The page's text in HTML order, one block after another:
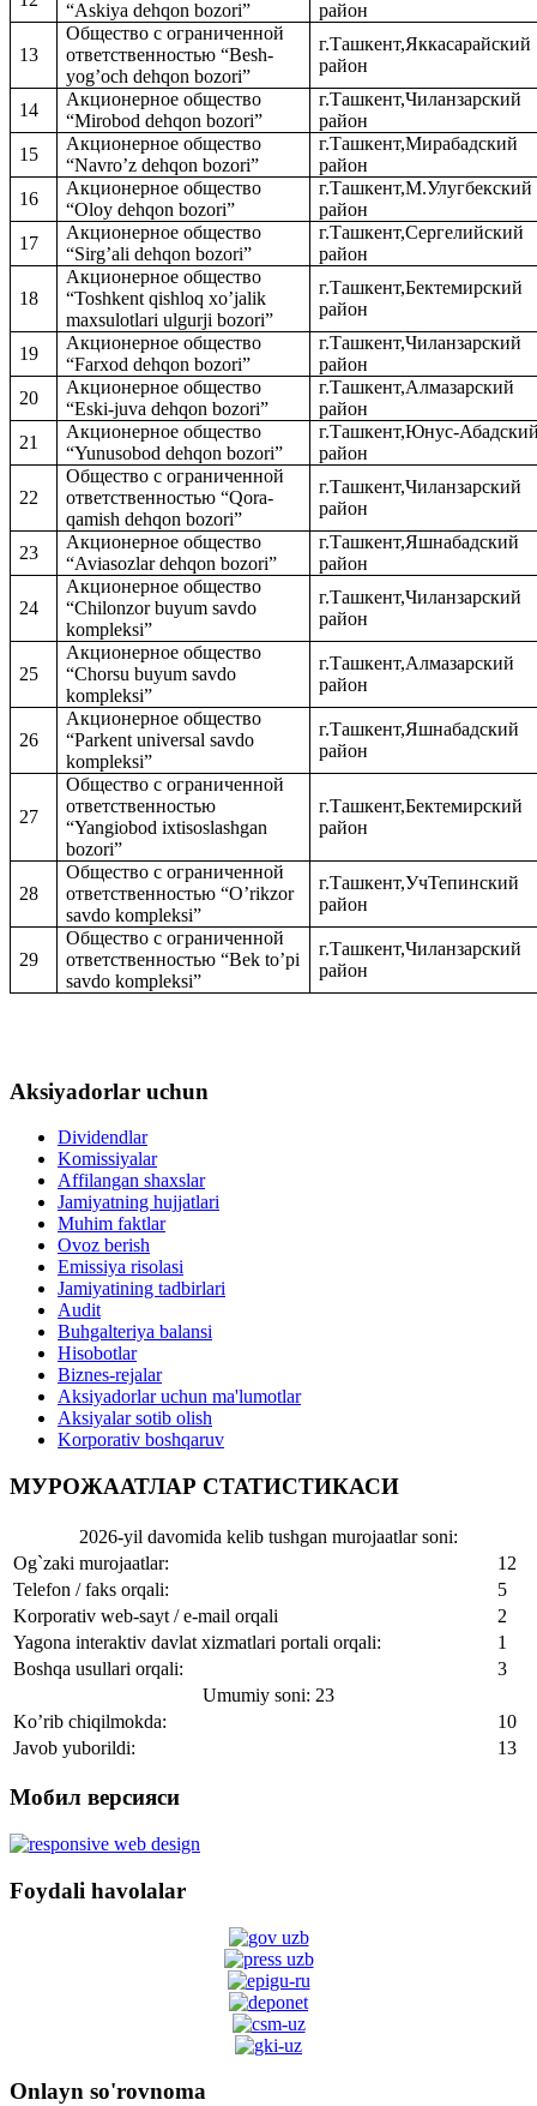
“Askiya dehqon bozori” район
13
Общество с ограниченной
ответственностью “Besh-
yog’och dehqon bozori”
г.Ташкент,Яккасарайский
район
14
Акционерное общество
“Mirobod dehqon bozori”
г.Ташкент,Чиланзарский
район
15
Акционерное общество
“Navro’z dehqon bozori”
г.Ташкент,Мирабадский
район
16
Акционерное общество
“Oloy dehqon bozori”
г.Ташкент,М.Улугбекский
район
17
Акционерное общество
“Sirg’ali dehqon bozori”
г.Ташкент,Сергелийский
район
18
Акционерное общество
“Toshkent qishloq xo’jalik
maхsulotlari ulgurji bozori”
г.Ташкент,Бектемирский
район
19
Акционерное общество
“Farхod dehqon bozori”
г.Ташкент,Чиланзарский
район
20
Акционерное общество
“Eski-juva dehqon bozori”
г.Ташкент,Алмазарский
район
21
Акционерное общество
“Yunusobod dehqon bozori”
г.Ташкент,Юнус-
район
22
Общество с ограниченной
ответственностью “Qora-
qamish dehqon bozori”
г.Ташкент,Чиланзарский
район
23
Акционерное общество
“Aviasozlardehqon bozori”
г.Ташкент,Яшнабадский
район
24
Акционерное общество
“Chilonzor buyum savdo
kompleksi”
г.Ташкент,Чиланзарский
район
25
Акционерное общество
“Chorsu buyum savdo
kompleksi”
г.Ташкент,Алмазарский
район
26
Акционерное общество
“Parkent universal savdo
kompleksi”
г.Ташкент,Яшнабадский
район
27
Общество с ограниченной
ответственностью
“Yangiobod ixtisoslashgan
bozori”
г.Ташкент,Бектемирский
район
28
Общество с ограниченной
ответственностью “O’rikzor
savdo kompleksi”
г.Ташкент,УчТепинский
район
29
Общество с ограниченной
ответственностью “Bek to’pi
savdo kompleksi”
г.Ташкент,Чиланзарский
район
Aksiyadorlar uchun
Dividendlar
Komissiyalar
Affilangan shaxslar
Jamiyatning hujjatlari
Muhim faktlar
Ovoz berish
Emissiya risolasi
Jamiyatining tadbirlari
Audit
Buhgalteriya balansi
Hisobotlar
Biznes-rejalar
Aksiyadorlar uchun ma'lumotlar
Aksiyalar sotib olish
Korporativ boshqaruv
МУРОЖААТЛАР СТАТИСТИКАСИ
2026-yil davomida kelib tushgan murojaatlar soni:
Og`zaki murojaatlar:
12
Telefon / faks orqali:
5
Korporativ web-sayt / e-mail orqali
2
Yagona interaktiv davlat xizmatlari portali orqali:
1
Boshqa usullari orqali:
3
Umumiy soni: 23
Ko’rib chiqilmokda:
10
Javob yuborildi:
13
Мобил версияси
Foydali havolalar
Onlayn so'rovnoma